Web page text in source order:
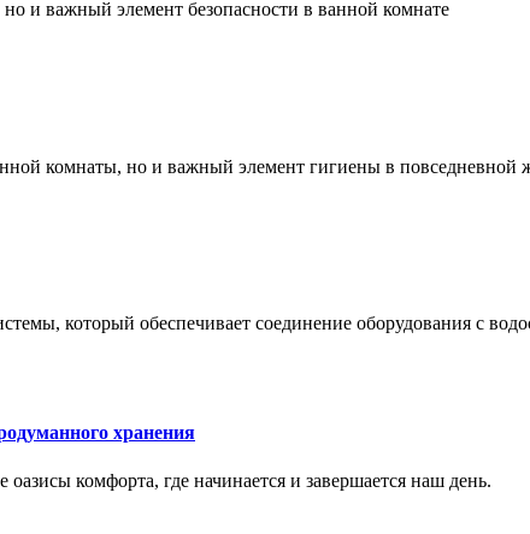
и важный элемент безопасности в ванной комнате
комнаты, но и важный элемент гигиены в повседневной
который обеспечивает соединение оборудования с
хранения
комфорта, где начинается и завершается наш день.